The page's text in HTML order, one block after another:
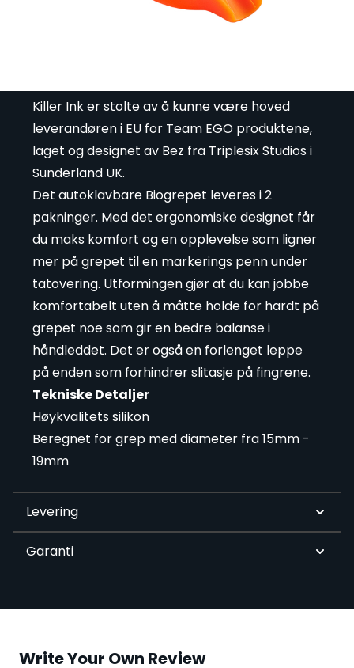
Killer Ink er stolte av å kunne være hoved
leverandøren i EU for Team EGO produktene,
laget og designet av Bez fra Triplesix Studios i
Sunderland UK.
Det autoklavbare Biogrepet leveres i 2
pakninger. Med det ergonomiske designet får
du maks komfort og en opplevelse som ligner
mer på grepet til en markerings penn under
tatovering. Utformingen gjør at du kan jobbe
komfortabelt uten å måtte holde for hardt på
grepet noe som gir en bedre balanse i
håndleddet. Det er også en forlenget leppe
på enden som forhindrer slitasje på fingrene.
Tekniske Detaljer
Høykvalitets silikon
Beregnet for grep med diameter fra 15mm -
19mm
Levering
Garanti
Write Your Own Review